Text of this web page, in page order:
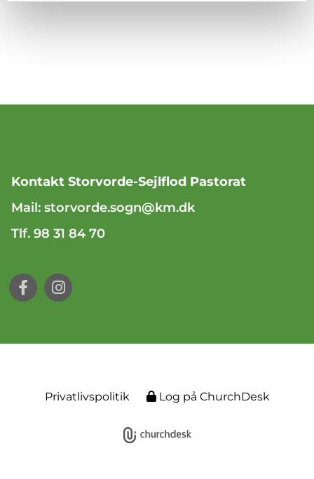
Kontakt Storvorde-Sejlflod Pastorat
Mail: storvorde.sogn@km.dk
Tlf. 98 31 84 70
Privatlivspolitik Log på ChurchDesk